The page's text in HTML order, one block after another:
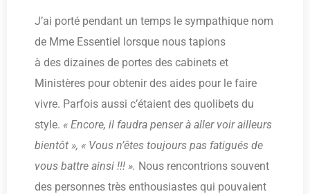
J’ai porté pendant un temps le sympathique nom
de Mme Essentiel lorsque nous tapions
à des dizaines de portes des cabinets et
Ministères pour obtenir des aides pour le faire
vivre. Parfois aussi c’étaient des quolibets du
style. « Encore, il faudra penser à aller voir ailleurs
bientôt », « Vous n’êtes toujours pas fatigués de
vous battre ainsi !!! ». Nous rencontrions souvent
des personnes très enthousiastes qui pouvaient